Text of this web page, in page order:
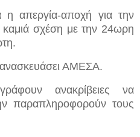
απεργία-αποχή για την
καμιά σχέση με την 24ωρη
ΑΜΕΣΑ.
ανακρίβειες να
παραπληροφορούν τους